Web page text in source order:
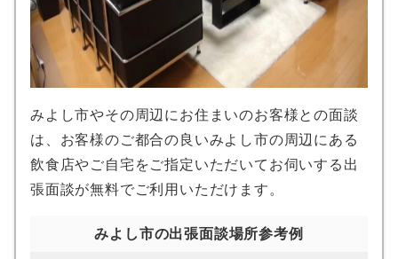
みよし市やその周辺にお住まいのお客様との面談
は、お客様のご都合の良いみよし市の周辺にある
飲食店やご自宅をご指定いただいてお伺いする出
張面談が無料でご利用いただけます。
みよし市の出張面談場所参考例